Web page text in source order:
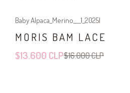
Baby Alpaca_Merino___1_2025|
MORIS BAM LACE
$13.600 CLP$16.000 CLP